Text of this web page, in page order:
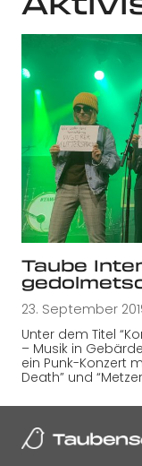
Taube
23. September
Unter dem Titel
– Musik in
ein Punk-Konzert
Death” und